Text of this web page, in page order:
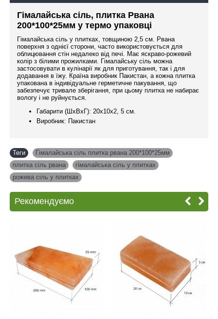
Гімалайська сіль, плитка Рвана
200*100*25мм у термо упаковці
Гімалайська сіль у плитках, товщиною 2,5 см. Рвана
поверхня з однієї сторони, часто використовується для
облицювання стін недалеко від печі. Має яскраво-рожевий
колір з білими прожилками. Гімалайську сіль можна
застосовувати в кулінарії як для приготування, так і для
додавання в їжу. Країна виробник Пакистан, а кожна плитка
упакована в індивідуальне герметичне пакування, що
забезпечує тривале зберігання, при цьому плитка не набирає
вологу і не руйнується.
Габарити (ШхВхГ): 20x10x2, 5 см.
Виробник: Пакистан
Теги Гімалайська сіль плитка рвана 200*100*25мм
плитка сіль рвана
гімалайська сіль у плитках
рожева сіль у плитках
Рекомендуємо